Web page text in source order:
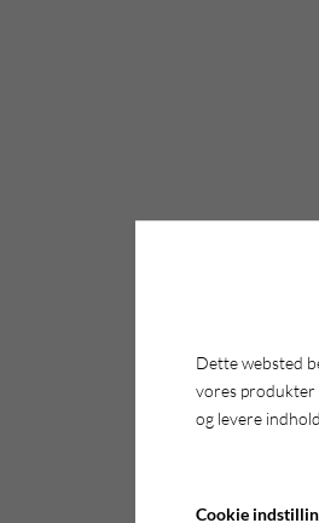
Dette websted
vores produkter
og levere
Cookie